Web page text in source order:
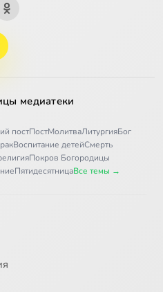
медиатеки
постПостМолитваЛитургияБог
Воспитание детейСмерть
Покров Богородицы
ПятидесятницаВсе темы →